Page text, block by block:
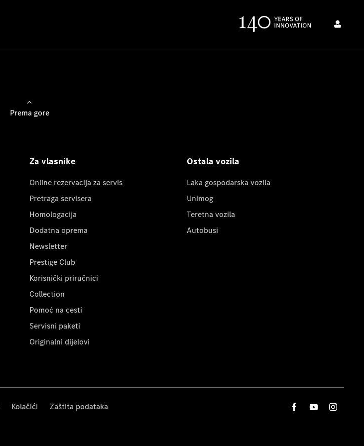
Prema gore
Za vlasnike
Online rezervacija za servis
Pretraga servisera
Homologacija
Dodatna oprema
Newsletter
Prestige Club
Korisnički priručnici
Collection
Pomoć na cesti
Servisni paketi
Originalni dijelovi
Ostala vozila
Laka gospodarska vozila
Unimog
Teretna vozila
Autobusi
Kolačići Zaštita podataka